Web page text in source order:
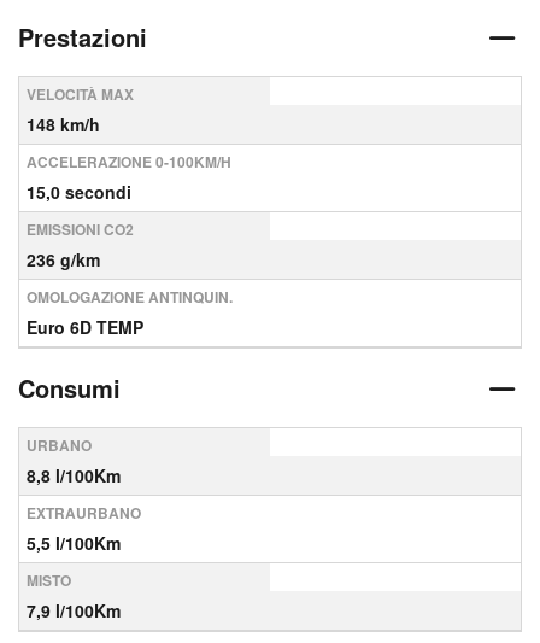
Prestazioni
VELOCITÀ MAX
148 km/h
ACCELERAZIONE 0-100KM/H
15,0 secondi
EMISSIONI CO2
236 g/km
OMOLOGAZIONE ANTINQUIN.
Euro 6D TEMP
Consumi
URBANO
8,8 l/100Km
EXTRAURBANO
5,5 l/100Km
MISTO
7,9 l/100Km